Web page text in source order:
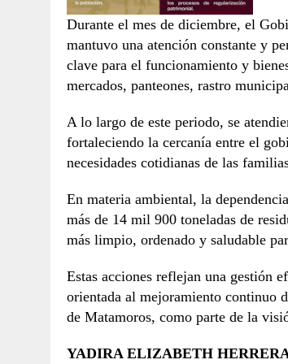
Durante el mes de diciembre, el
mantuvo una atención constante y
clave para el funcionamiento y
mercados, panteones, rastro
A lo largo de este periodo, se
fortaleciendo la cercanía entre el
necesidades cotidianas de las
En materia ambiental, la
más de 14 mil 900 toneladas de
más limpio, ordenado y saludable
Estas acciones reflejan una gestión
orientada al mejoramiento continuo
de Matamoros, como parte de la
YADIRA ELIZABETH